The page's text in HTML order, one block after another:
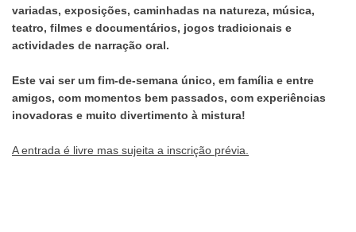
variadas, exposições, caminhadas na natureza, música,
teatro, filmes e documentários, jogos tradicionais e
actividades de narração oral.
Este vai ser um fim-de-semana único, em família e entre
amigos, com momentos bem passados, com experiências
inovadoras e muito divertimento à mistura!
A entrada é livre mas sujeita a inscrição prévia.